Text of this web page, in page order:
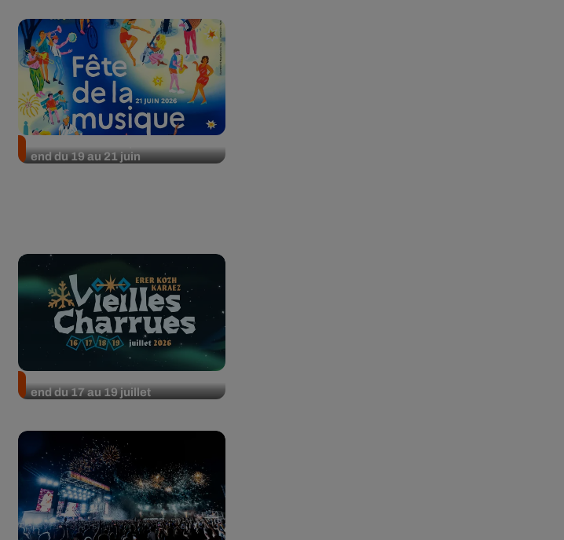
end du 19 au 21 juin
end du 17 au 19 juillet